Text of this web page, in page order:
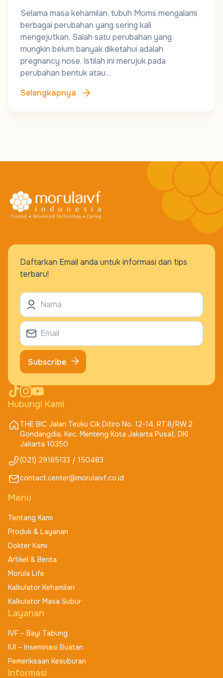
Selama masa kehamilan, tubuh Moms mengalami
berbagai perubahan yang sering kali
mengejutkan. Salah satu perubahan yang
mungkin belum banyak diketahui adalah
pregnancy nose. Istilah ini merujuk pada
perubahan bentuk atau…
Selengkapnya
Hubungi Kami
THE BIC Jalan Teuku Cik Ditiro No. 12-14, RT.8/RW.2
Gondangdia, Kec. Menteng Kota Jakarta Pusat, DKI
Jakarta 10350
(021) 29185133 / 150483
contact.center@morulaivf.co.id
Menu
Tentang Kami
Produk & Layanan
Dokter Kami
Artikel & Berita
Morula Life
Kalkulator Kehamilan
Kalkulator Masa Subur
Layanan
IVF – Bayi Tabung
IUI – Inseminasi Buatan
Pemeriksaan Kesuburan
Informasi
Daftarkan Email anda untuk informasi dan tips
terbaru!
Subscribe